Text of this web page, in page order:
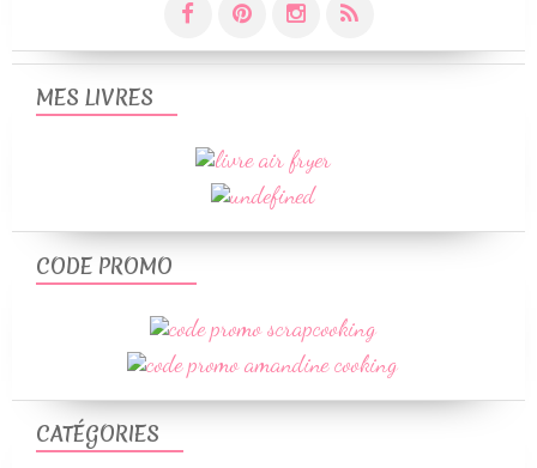
CATÉGORIES
MES LIVRES
CODE PROMO